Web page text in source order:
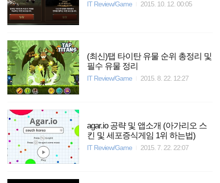
IT Review/Game 2015. 10. 12. 00:05
(최신)탭 타이탄 유물 순위 총정리 및
필수 유물 정리
IT Review/Game 2015. 8. 22. 12:27
agar.io 공략 및 앱소개 (아가리오 스
킨 및 세포증식게임 1위 하는법)
IT Review/Game 2015. 7. 22. 22:07